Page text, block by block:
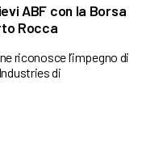
ABF con la Borsa
Rocca
riconosce l’impegno di
di